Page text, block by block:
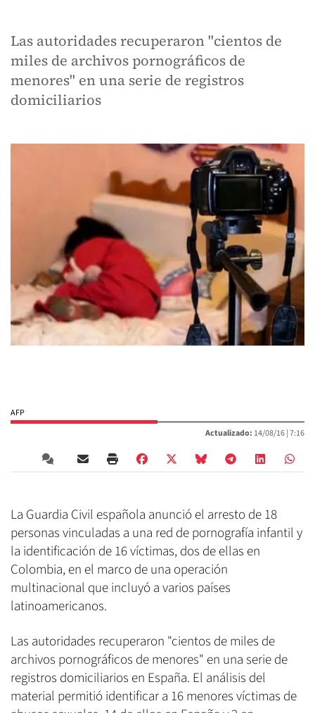
Las autoridades recuperaron "cientos de
miles de archivos pornográficos de
menores" en una serie de registros
domiciliarios
AFP
Actualizado: 14/08/16 |7:16
La Guardia Civil española anunció el arresto de 18
personas vinculadas a una red de pornografía infantil y
la identificación de 16 víctimas, dos de ellas en
Colombia, en el marco de una operación
multinacional que incluyó a varios países
latinoamericanos.
Las autoridades recuperaron "cientos de miles de
archivos pornográficos de menores" en una serie de
registros domiciliarios en España. El análisis del
material permitió identificar a 16 menores víctimas de